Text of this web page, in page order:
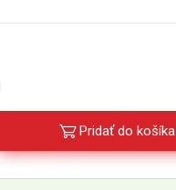
Pridať do košíka